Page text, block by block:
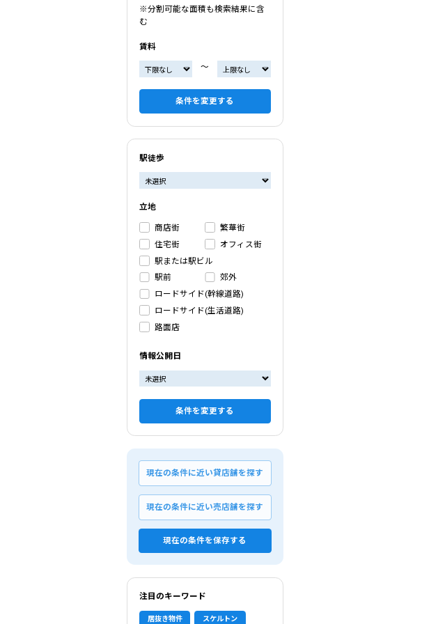
※分割可能な面積も検索結果に含
む
賃料
〜
条件を変更する
駅徒歩
立地
商店街
繁華街
住宅街
オフィス街
駅または駅ビル
駅前
郊外
ロードサイド(幹線道路)
ロードサイド(生活道路)
路面店
情報公開日
条件を変更する
現在の条件に近い貸店舗を探す
現在の条件に近い売店舗を探す
現在の条件を保存する
注目のキーワード
居抜き物件 スケルトン